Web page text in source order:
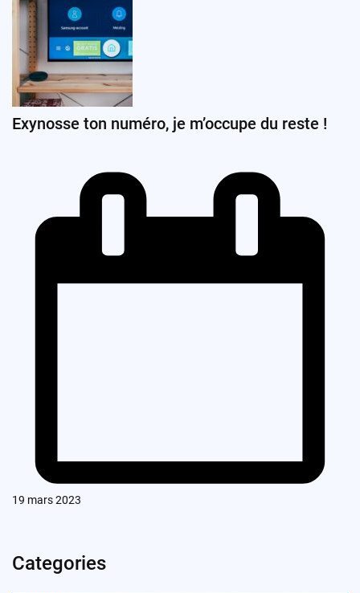
Exynosse ton numéro, je m’occupe du reste !
19 mars 2023
Categories